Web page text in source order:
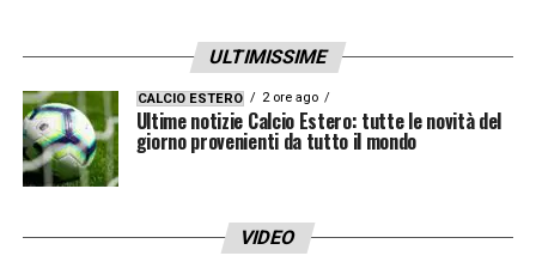
15. Svizzera
16. Stati Uniti
17. Colombia
ULTIMISSIME
CALCIO ESTERO 2 ore ago
Ultime notizie Calcio Estero: tutte le novità del
giorno provenienti da tutto il mondo
VIDEO